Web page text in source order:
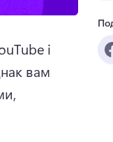
і
вам